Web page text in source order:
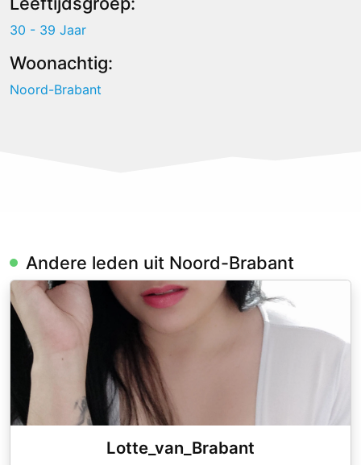
30 - 39 Jaar
Woonachtig:
Noord-Brabant
Andere leden uit Noord-Brabant
Lotte_van_Brabant